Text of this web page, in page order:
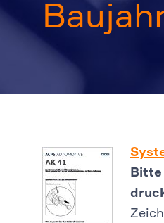
Bitte